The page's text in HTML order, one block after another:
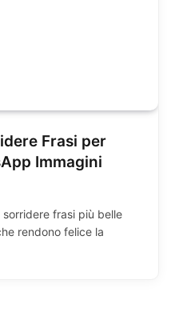
Frasi per
Immagini
frasi più belle
rendono felice la